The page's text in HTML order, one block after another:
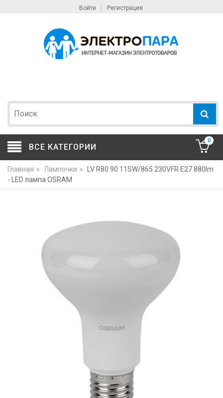
Войти Регистрация
ВСЕ КАТЕГОРИИ
0
Главная » Лампочки »
LV R80 90 11SW/865 230VFR E27 880lm
- LED лампа OSRAM